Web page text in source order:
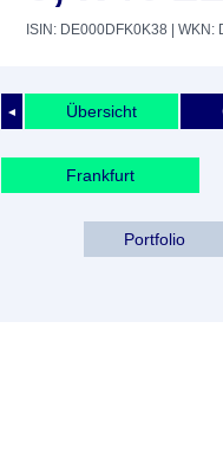
ISIN: DE000DFK0K38 | WKN:
◄ Übersicht
Frankfurt
Portfolio